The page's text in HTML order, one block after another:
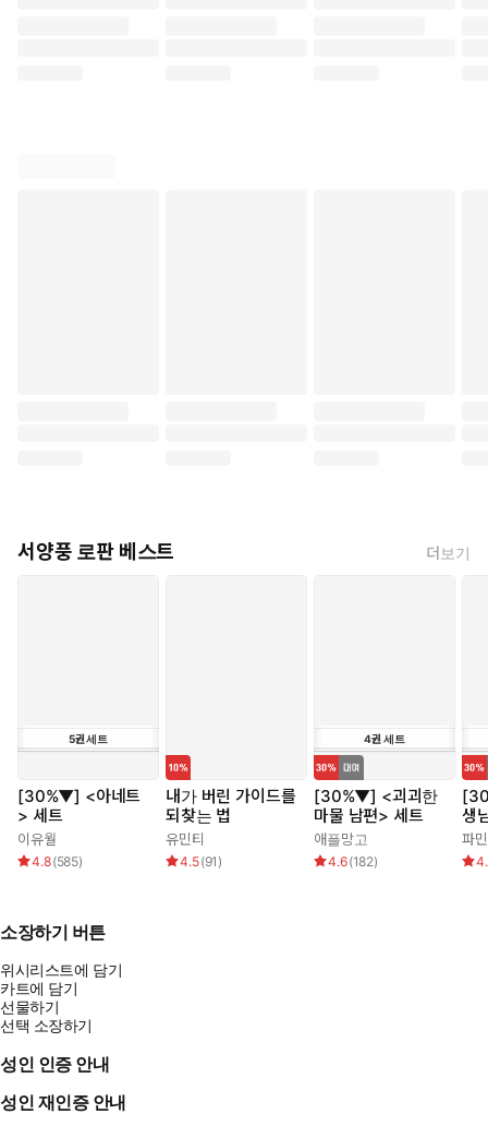
서양풍 로판 베스트 더보기
5권세트
[30%▼] <아네트
> 세트
이유월
4.8(585)
내가 버린 가이드를
되찾는 법
유민티
4.5(91 )
4권세트
[30%▼] <괴괴한
마물 남편> 세트
애플망고
4.6(182)
생
파
소장하기 버튼
위시리스트에 담기
카트에 담기
선물하기
선택 소장하기
성인 인증 안내
성인 재인증 안내